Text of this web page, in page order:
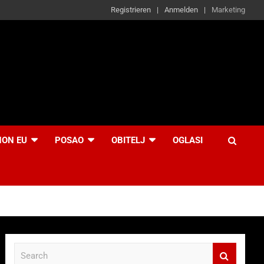
Registrieren Anmelden Marketing
EU POSAO OBITELJ OGLASI